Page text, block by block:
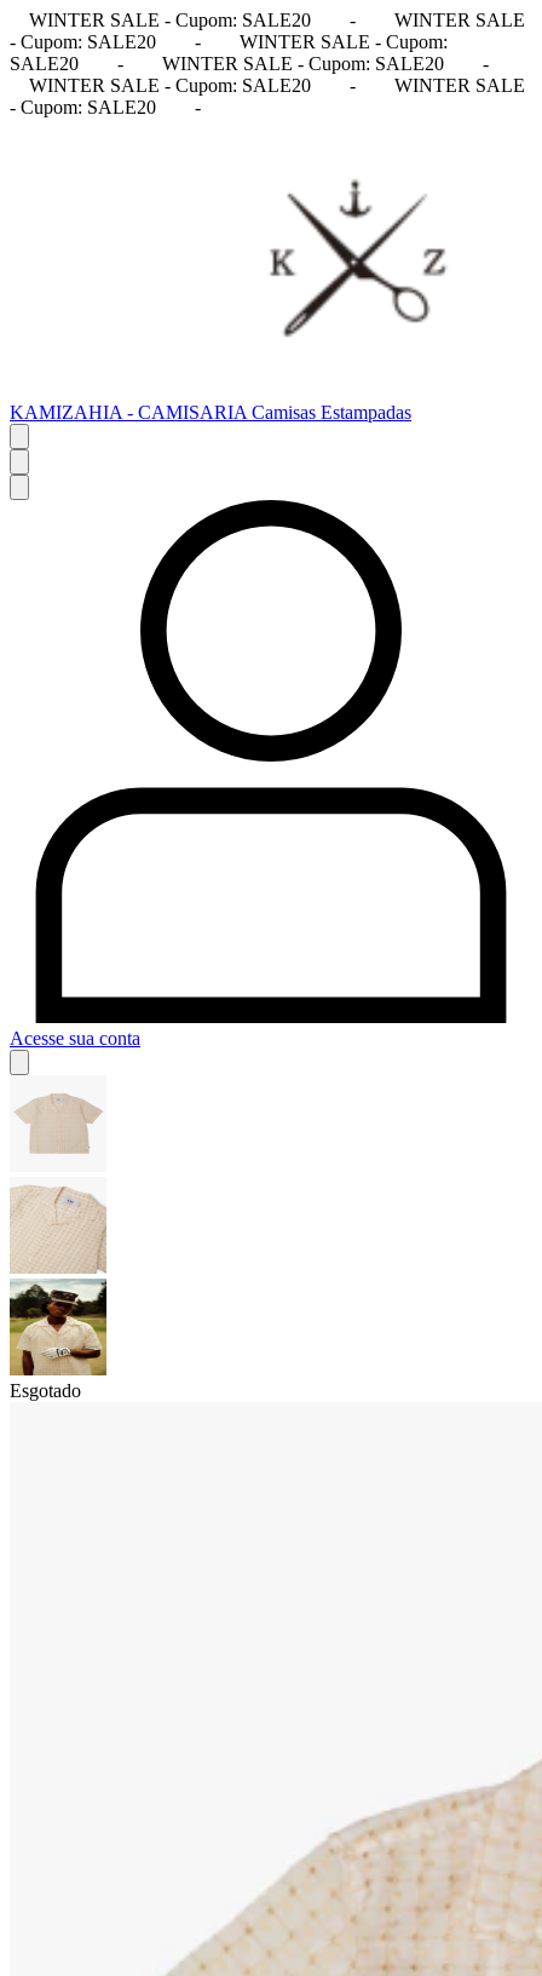
WINTER SALE - Cupom: SALE20 -
WINTER SALE
- Cupom: SALE20
-
WINTER SALE - Cupom:
SALE20
- WINTER SALE - Cupom: SALE20
-
WINTER SALE - Cupom: SALE20
-
WINTER SALE
- Cupom: SALE20
-
KAMIZAHIA - CAMISARIA Camisas Estampadas
Acesse sua conta
Esgotado